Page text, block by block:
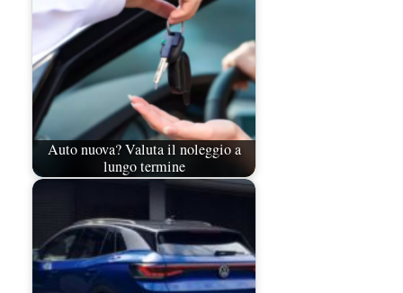
Auto nuova? Valuta il noleggio a
lungo termine